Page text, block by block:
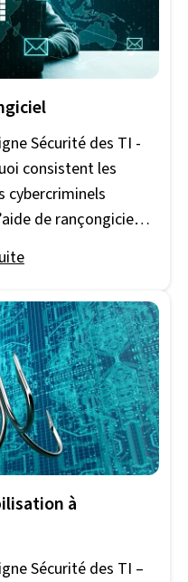
visent à soutirer
ciblent des
des relevés
personnels
Sécurité des TI -
consistent les
cybercriminels
de rançongiciels,
les employés
probabilité
et ce qu’ils
se produit.
à
Sécurité des TI –